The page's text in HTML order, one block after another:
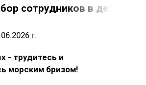
сотрудников в детский
г.
- трудитесь и
морским бризом!